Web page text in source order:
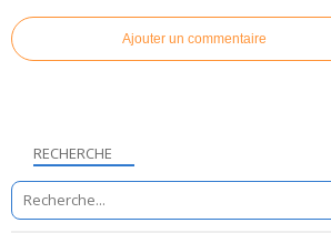
Ajouter un commentaire
RECHERCHE